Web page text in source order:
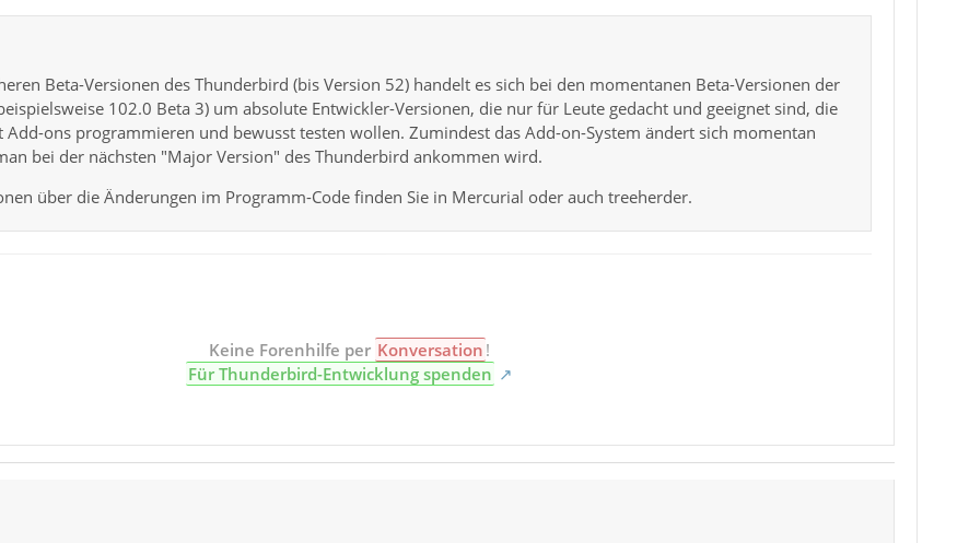
Beta-Versionen des Thunderbird (bis Version 52) handelt es sich bei den momentanen Beta-Versionen der
102.0 Beta 3) um absolute Entwickler-Versionen, die nur für Leute gedacht und geeignet sind, die
Add-ons programmieren und bewusst testen wollen. Zumindest das Add-on-System ändert sich momentan
bei der nächsten "Major Version" des Thunderbird ankommen wird.
über die Änderungen im Programm-Code finden Sie in Mercurial oder auch treeherder.
Keine Forenhilfe per Konversation !
Für Thunderbird-Entwicklung spenden